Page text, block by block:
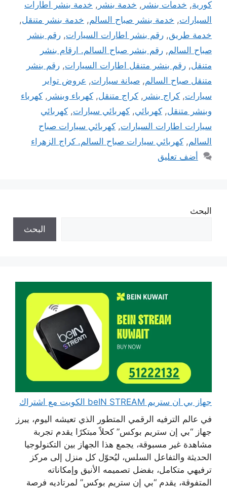
كورية, خدمات بنشر , خدمة بنشر , خدمة بنشر اطارات
السيارات, خدمة بنشر صباح السالم, خدمة بنشر متنقل,
خدمة طريق, رقم بنشر اطارات السيارات, رقم بنشر
صباح السالم, رقم بنشر صباح السالم. ارقام بنشر
متنقل, رقم بنشر متنقل اطارات السيارات, رقم بنشر
متنقل صباح السالم, صيانة سيارات, عروض تواير
سيارات, كراج بنشر , كراج متنقل, كهرباء وبنشر , كهرباء
وبنشر متنقل, كهربائي, كهربائي سيارات, كهربائي
سيارات اطارات السيارات, كهربائي سيارات صباح
السالم, كهربائي سيارات صباح السالم. كراج الزهراء
أضف تعليق
البحث
البحث
جهاز بي ان ستريم beIN STREAM الكويت مع اشتراك
في عالم الترفيه الرقمي المتطور الذي تعيشه اليوم، يبرز
جهاز “بي إن ستريم بوكس” كحلاً مبتكرًا يقدم تجربة
مشاهدة غير مسبوقة، يجمع هذا الجهاز بين التكنولوجيا
الحديثة والتفاعل السلس، ليُحوّل كل منزل إلى مركز
ترفيهي متكامل، بفضل تصميمه الأنيق وإمكاناته
المتفوقة، يقدم “بي إن ستريم بوكس” لمرتاديه فرصة